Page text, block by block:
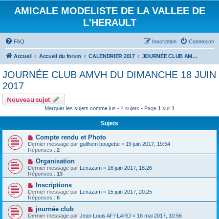
AMICALE MODELISTE DE LA VALLEE DE
L'HERAULT
FAQ Connexion
Inscription
Accueil Accueil du forum CALENDRIER 2017 JOURNÉE CLUB AMVH DU DIMANCHE 18 JUIN 2017
JOURNÉE CLUB AMVH DU DIMANCHE 18 JUIN
2017
Nouveau sujet
Marquer les sujets comme lus • 4 sujets • Page 1 sur 1
Sujets
Compte rendu et Photo
Dernier message par guilhem bougette « 19 juin 2017, 19:54
Réponses : 2
Organisation
Dernier message par Lexazam « 16 juin 2017, 18:26
Réponses : 13
Inscriptions
Dernier message par Lexazam « 15 juin 2017, 20:25
Réponses : 6
journée club
Dernier message par Jean Louis AFFLARD « 18 mai 2017, 10:56